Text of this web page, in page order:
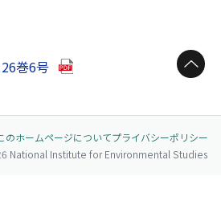
巻6号（別ウインドウで開きます）
ページトップへ
のホームページについてプライバシーポリシー
National Institute for Environmental Studies